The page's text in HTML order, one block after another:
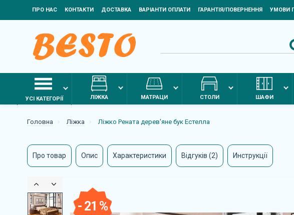
ПРО НАС КОНТАКТИ ДОСТАВКА ВАРІАНТИ ОПЛАТИ ГАРАНТІЯ/ПОВЕРНЕННЯ УМОВИ
УСІ КАТЕГОРІЇ ЛІЖКА МАТРАЦИ СТОЛИ ШАФИ
Головна Ліжка Ліжко Рената дерев'яне бук Естелла
Про товар Опис Характеристики Відгуків (2) Инструкції
- 21 %